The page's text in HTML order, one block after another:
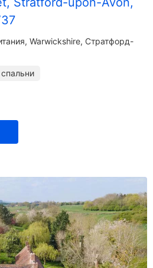
Warwickshire, Стратфорд-